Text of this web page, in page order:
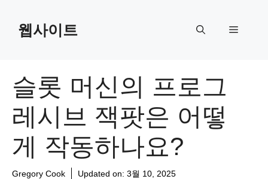
content웹사이트 Menu
슬롯 머신의 프로그
레시브 잭팟은 어떻
게 작동하나요?
Gregory Cook Updated on: 3월 10, 2025